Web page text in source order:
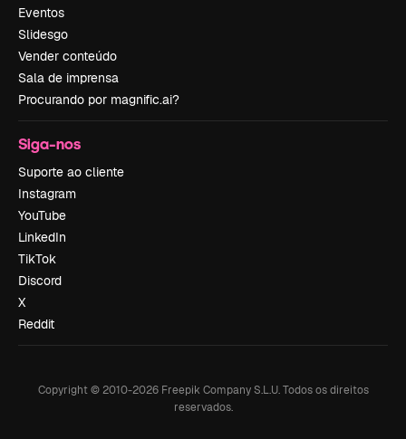
Eventos
Slidesgo
Vender conteúdo
Sala de imprensa
Procurando por magnific.ai?
Siga-nos
Suporte ao cliente
Instagram
YouTube
LinkedIn
TikTok
Discord
X
Reddit
Copyright © 2010-2026Freepik Company S.L.U. Todos os direitos
reservados.